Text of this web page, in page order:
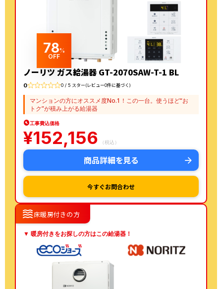
78%
OFF
ノーリツ ガス給湯器 GT-2070SAW-T-1 BL
0 0 / 5 スター(レビュー0件に基づく)
マンションの方にオススメ度No.1！この一台。使うほど“お
トク”が積み上がる給湯器
工事費込価格
¥152,156 （税込）
商品詳細を見る
今すぐお問合わせ
waves床暖房付きの方
▼ 暖房付きをお探しの方はこの給湯器！